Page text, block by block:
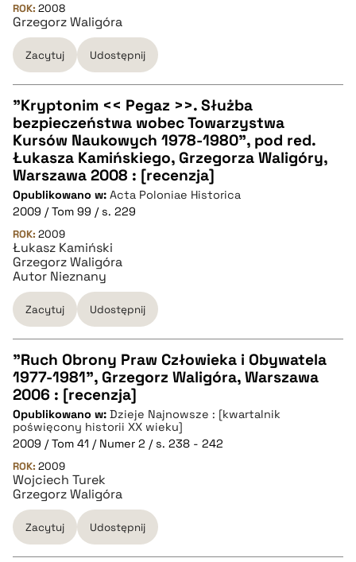
pobierz cytat
BIBTEX
pobierz cytat
ROK: 2008
Grzegorz Waligóra
Zacytuj Udostępnij
CZYSTY TEKST
pobierz cytat
BIBTEX
pobierz cytat
"Kryptonim << Pegaz >>. Służba
bezpieczeństwa wobec Towarzystwa
Kursów Naukowych 1978-1980", pod red.
Łukasza Kamińskiego, Grzegorza Waligóry,
Warszawa 2008 : [recenzja]
Opublikowano w: Acta Poloniae Historica
2009 / Tom 99 / s. 229
ROK: 2009
Łukasz Kamiński
Grzegorz Waligóra
Autor Nieznany
Zacytuj Udostępnij
CZYSTY TEKST
pobierz cytat
BIBTEX
pobierz cytat
"Ruch Obrony Praw Człowieka i Obywatela
1977-1981", Grzegorz Waligóra, Warszawa
2006 : [recenzja]
Opublikowano w: Dzieje Najnowsze : [kwartalnik
poświęcony historii XX wieku]
2009 / Tom 41 / Numer 2 / s. 238 - 242
ROK: 2009
Wojciech Turek
Grzegorz Waligóra
Zacytuj Udostępnij